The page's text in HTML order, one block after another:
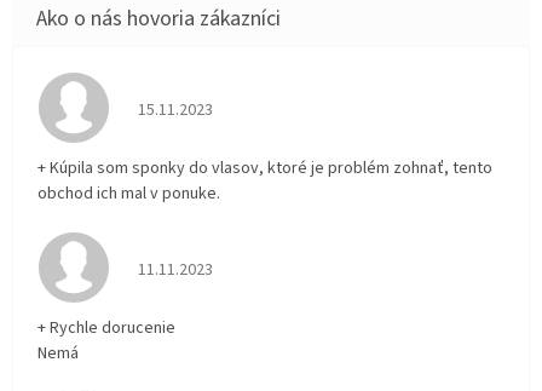
Hodnotenie obchodu je 5 z 5 hviezdičiek.
15.11.2023
+ Kúpila som sponky do vlasov, ktoré je problém zohnať, tento
obchod ich mal v ponuke.
Hodnotenie obchodu je 5 z 5 hviezdičiek.
11.11.2023
+ Rychle dorucenie
Nemá